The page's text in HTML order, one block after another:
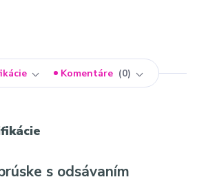
Komentáre 0
s odsávaním